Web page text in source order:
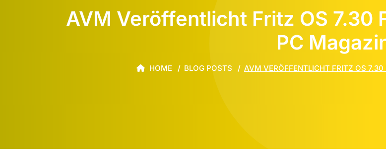
AVM Veröffentlicht Fritz OS 7.30
PC
HOME BLOG POSTS AVM VERÖFFENTLICHT FRITZ OS